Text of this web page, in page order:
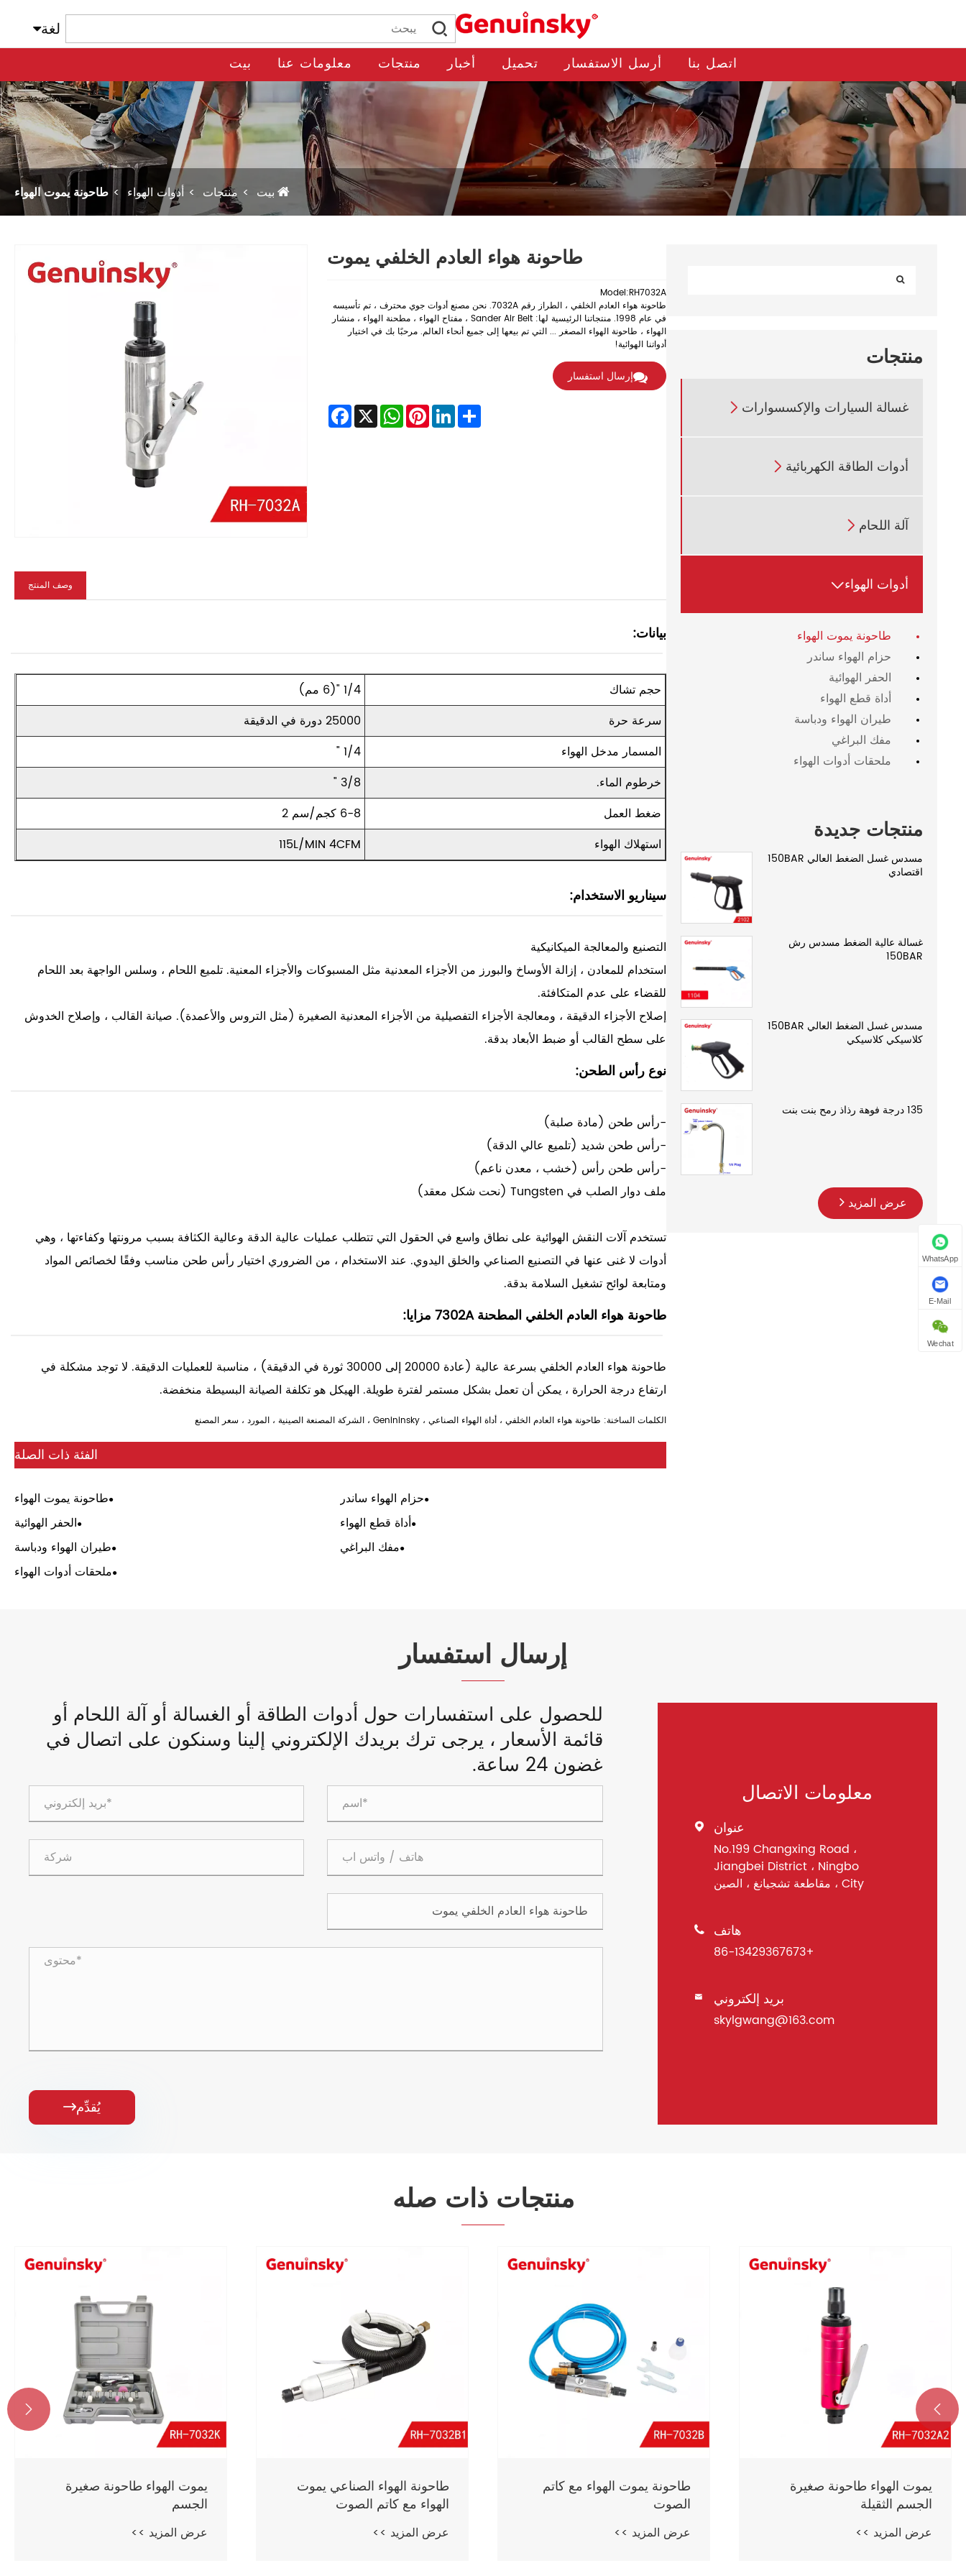
لغة
بيت معلومات عنا منتجات أخبار تحميل أرسل الاستفسار اتصل بنا
بيت منتجات أدوات الهواء طاحونة يموت الهواء
منتجات
غسالة السيارات والإكسسوارات 
أدوات الطاقة الكهربائية 
آلة اللحام 
أدوات الهواء
طاحونة يموت الهواء
حزام الهواء ساندر
الحفر الهوائية
أداة قطع الهواء
طيران الهواء ودباسة
مفك البراغي
ملحقات أدوات الهواء
منتجات جديدة
مسدس غسل الضغط العالي 150BAR
اقتصادي
غسالة عالية الضغط مسدس رش
150BAR
مسدس غسل الضغط العالي 150BAR
كلاسيكي كلاسيكي
135 درجة فوهة رذاذ رمح بنت بنت
عرض المزيد
طاحونة هواء العادم الخلفي يموت
Model:RH7032A
طاحونة هواء العادم الخلفي ، الطراز رقم 7032A. نحن مصنع أدوات جوي محترف ، تم تأسيسه
في عام 1998. منتجاتنا الرئيسية لها: Sander Air Belt ، مفتاح الهواء ، مطحنة الهواء ، منشار
الهواء ، طاحونة الهواء المصغر ... التي تم بيعها إلى جميع أنحاء العالم. مرحبًا بك في اختيار
أدواتنا الهوائية!
إرسال استفسار
Facebook X
WhatsAppPinterestLinkedIn Share
وصف المنتج
بيانات:
حجم تشاك
1/4 "(6 مم)
سرعة حرة
25000 دورة في الدقيقة
المسمار مدخل الهواء
1/4 "
خرطوم الماء.
3/8 "
ضغط العمل
6-8 كجم/سم 2
استهلاك الهواء
115L/MIN 4CFM
سيناريو الاستخدام:
التصنيع والمعالجة الميكانيكية
استخدام للمعادن ، إزالة الأوساخ والبورز من الأجزاء المعدنية مثل المسبوكات والأجزاء المعنية. تلميع اللحام ، وسلس الواجهة بعد اللحام
للقضاء على عدم المتكافئة.
إصلاح الأجزاء الدقيقة ، ومعالجة الأجزاء التفصيلية من الأجزاء المعدنية الصغيرة (مثل التروس والأعمدة). صيانة القالب ، وإصلاح الخدوش
على سطح القالب أو ضبط الأبعاد بدقة.
نوع رأس الطحن:
-رأس طحن (مادة صلبة)
-رأس طحن شديد (تلميع عالي الدقة)
-رأس طحن رأس (خشب ، معدن ناعم)
ملف دوار الصلب في Tungsten (نحت شكل معقد)
تستخدم آلات النقش الهوائية على نطاق واسع في الحقول التي تتطلب عمليات عالية الدقة وعالية الكثافة بسبب مرونتها وكفاءتها ، وهي
أدوات لا غنى عنها في التصنيع الصناعي والخلق اليدوي. عند الاستخدام ، من الضروري اختيار رأس طحن مناسب وفقًا لخصائص المواد
ومتابعة لوائح تشغيل السلامة بدقة.
طاحونة هواء العادم الخلفي المطحنة 7302A مزايا:
طاحونة هواء العادم الخلفي بسرعة عالية (عادة 20000 إلى 30000 ثورة في الدقيقة) ، مناسبة للعمليات الدقيقة. لا توجد مشكلة في
ارتفاع درجة الحرارة ، يمكن أن تعمل بشكل مستمر لفترة طويلة. الهيكل هو تكلفة الصيانة البسيطة منخفضة.
الكلمات الساخنة: طاحونة هواء العادم الخلفي ، أداة الهواء الصناعي ، Genininsky ، الشركة المصنعة الصينية ، المورد ، سعر المصنع
الفئة ذات الصلة
طاحونة يموت الهواء
حزام الهواء ساندر
الحفر الهوائية
أداة قطع الهواء
طيران الهواء ودباسة
مفك البراغي
ملحقات أدوات الهواء
إرسال استفسار
معلومات الاتصال
 عنوان
No.199 Changxing Road ،
Jiangbei District ، Ningbo
City ، مقاطعة تشجيانغ ، الصين
 هاتف
+86-13429367673
 بريد إلكتروني
skylgwang@163.com
للحصول على استفسارات حول أدوات الطاقة أو الغسالة أو آلة اللحام أو
قائمة الأسعار ، يرجى ترك بريدك الإلكتروني إلينا وسنكون على اتصال في
غضون 24 ساعة.
يُقدِّم
منتجات ذات صله
يموت الهواء طاحونة صغيرة
الجسم الثقيلة
عرض المزيد >>
طاحونة يموت الهواء مع كاتم
الصوت
عرض المزيد >>
طاحونة الهواء الصناعي يموت
الهواء مع كاتم الصوت
عرض المزيد >>
يموت الهواء طاحونة صغيرة
الجسم
عرض المزيد >>


WhatsApp
E-Mail
Wechat